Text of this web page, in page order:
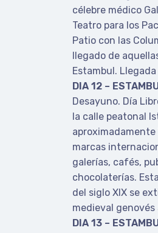
célebre médico
Teatro para los
Patio con las
llegado de
Estambul.
DIA 12 –
Desayuno. Día
la calle peatonal
marcas
galerías, cafés,
chocolaterías.
del siglo XIX se
medieval genovés
DIA 13 –